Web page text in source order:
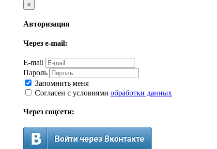
×
Авторизация
Через e-mail:
E-mail
Пароль
Запомнить меня
Согласен с условиями обработки данных
Через соцсети: